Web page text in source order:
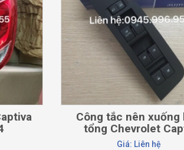
Công tắc nên xuống
tổng Chevrolet
Giá: Liên hệ